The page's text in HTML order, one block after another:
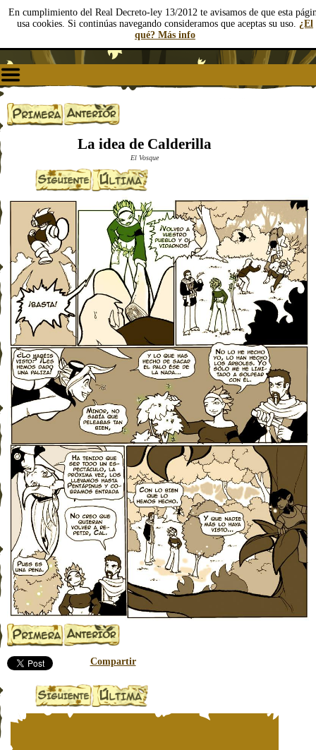
En cumplimiento del Real Decreto-ley 13/2012 te avisamos de que esta
usa cookies. Si continúas navegando consideramos que aceptas su uso. ¿El
qué? Más info
La idea de Calderilla
El Vosque
Compartir